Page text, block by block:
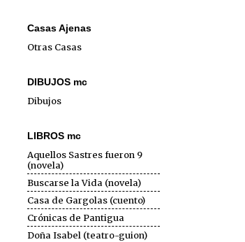
Casas Ajenas
Otras Casas
DIBUJOS mc
Dibujos
LIBROS mc
Aquellos Sastres fueron 9
(novela)
Buscarse la Vida (novela)
Casa de Gargolas (cuento)
Crónicas de Pantigua
Doña Isabel (teatro-guion)